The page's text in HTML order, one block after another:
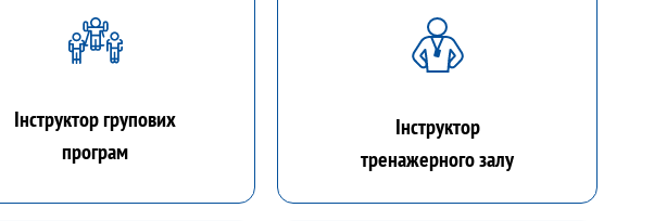
Інструктор групових
програм
Інструктор
тренажерного залу